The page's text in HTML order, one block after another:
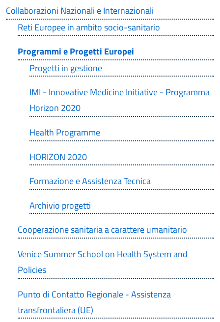
Collaborazioni Nazionali e Internazionali
Reti Europee in ambito socio-sanitario
Programmi e Progetti Europei
Progetti in gestione
IMI - Innovative Medicine Initiative - Programma
Horizon 2020
Health Programme
HORIZON 2020
Formazione e Assistenza Tecnica
Archivio progetti
Cooperazione sanitaria a carattere umanitario
Venice Summer School on Health System and
Policies
Punto di Contatto Regionale - Assistenza
transfrontaliera (UE)